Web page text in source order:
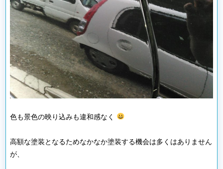
色も景色の映り込みも違和感なく
高額な塗装となるためなかなか塗装する機会は多くはありません
が、